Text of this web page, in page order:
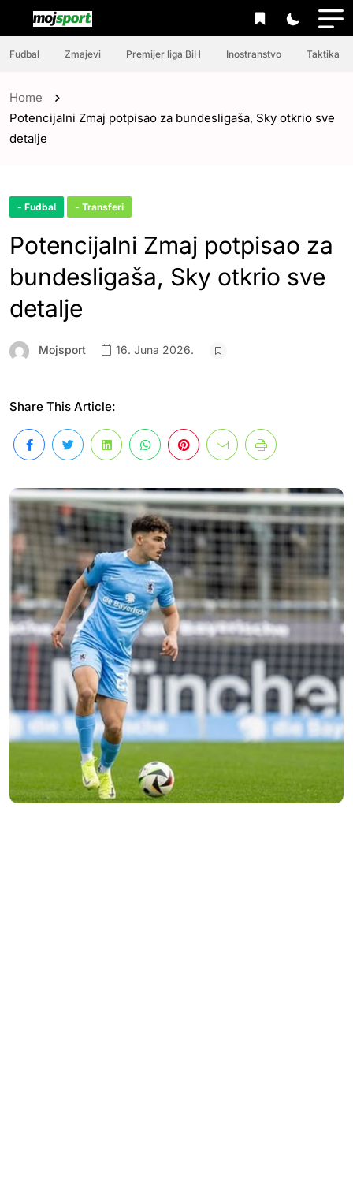
Fudbal Zmajevi Premijer liga BiH Inostranstvo Taktika
Home
Potencijalni Zmaj potpisao za bundesligaša, Sky otkrio sve
detalje
- Fudbal - Transferi
Potencijalni Zmaj potpisao za
bundesligaša, Sky otkrio sve
detalje
Mojsport 16. Juna 2026.
Share This Article: